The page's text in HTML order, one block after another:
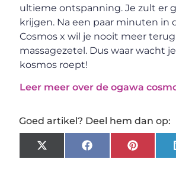
ultieme ontspanning. Je zult er
krijgen. Na een paar minuten in
Cosmos x wil je nooit meer
massagezetel. Dus waar wacht
kosmos roept!
Leer meer over de ogawa
Goed artikel? Deel hem dan op:
X
(Twitter)
Facebook